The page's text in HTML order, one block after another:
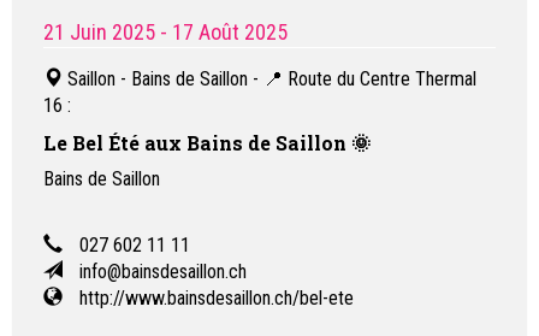
21 Juin 2025 - 17 Août 2025
Saillon - Bains de Saillon - 📍 Route du Centre Thermal
16 :
Le Bel Été aux Bains de Saillon 🌞
Bains de Saillon
027 602 11 11
info@bainsdesaillon.ch
http://www.bainsdesaillon.ch/bel-ete